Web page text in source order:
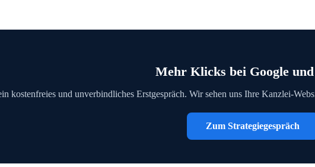
Mehr Klicks bei Google
kostenfreies und unverbindliches Erstgespräch. Wir sehen uns Ihre Kanzlei-
Zum Strategiegespräch